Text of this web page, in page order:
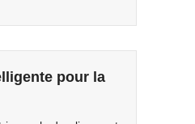
pour la